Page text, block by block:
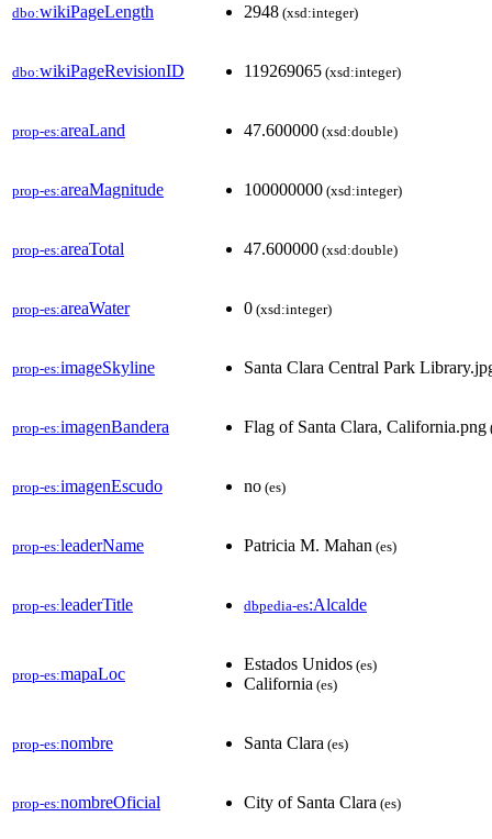
dbo:wikiPageLength 2948 (xsd:integer)
dbo:wikiPageRevisionID 119269065 (xsd:integer)
prop-es:areaLand 47.600000 (xsd:double)
prop-es:areaMagnitude 100000000 (xsd:integer)
prop-es:areaTotal 47.600000 (xsd:double)
prop-es:areaWater 0 (xsd:integer)
prop-es:imageSkyline Santa Clara Central Park
prop-es:imagenBandera Flag of Santa Clara, California.png
prop-es:imagenEscudo no (es)
prop-es:leaderName Patricia M. Mahan (es)
prop-es:leaderTitle dbpedia-es:Alcalde
prop-es:mapaLoc
Estados Unidos (es)
California (es)
prop-es:nombre Santa Clara (es)
prop-es:nombreOficial City of Santa Clara (es)